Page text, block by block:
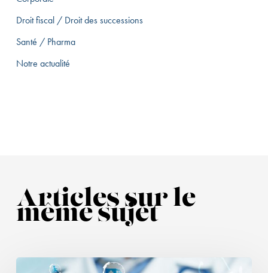
Droit fiscal / Droit des successions
Santé / Pharma
Notre actualité
Articles sur le
même sujet